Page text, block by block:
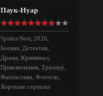
Паук-Нуар
Spider-Noir, 2026;
Боевик, Детектив,
Драма, Криминал,
Приключения, Триллер,
Фантастика, Фэнтези,
Хорошие сериалы